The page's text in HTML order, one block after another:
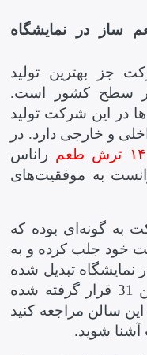
ساز در نمایشگاه
جز بهترین تولید
در سطح کشور است.
در این شرکت تولید
و خارجی دارد. در
راناس
به موفقیت‌های
به گونه‌ای بوده که
خود جلب کرده و به
نمایشگاه تبدیل شده
است. غرفه این شرکت در سالن 31 قرار گرفته شده
سالن مراجعه کنید
شوید.